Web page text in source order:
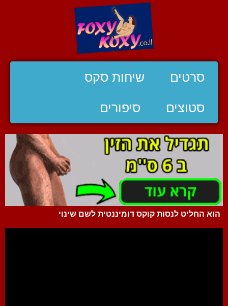
סרטים שיחות סקס
סטוצים סיפורים
הוא החליט לנסות קוקס דומיננטית לשם שינוי